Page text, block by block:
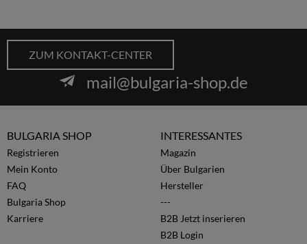
ZUM KONTAKT-CENTER
mail@bulgaria-shop.de
BULGARIA SHOP
Registrieren
Mein Konto
FAQ
Bulgaria Shop
Karriere
INTERESSANTES
Magazin
Über Bulgarien
Hersteller
---
B2B Jetzt inserieren
B2B Login